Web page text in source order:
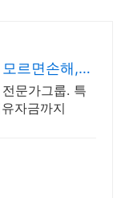
르면손해,
문가그룹. 특
자금까지